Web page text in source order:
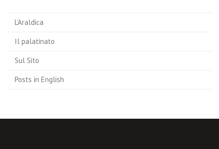
L’Araldica
Il palatinato
Sul Sito
Posts in English